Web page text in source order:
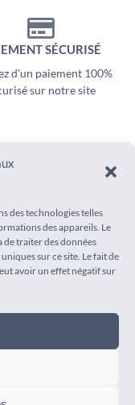
des technologies telles
des appareils. Le
de traiter des données
sur ce site. Le fait de
avoir un effet négatif sur
SÉCURISÉ
d'un paiement 100%
sur notre site
de commande
aux questions
Livraison